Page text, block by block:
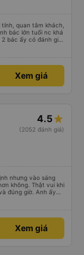
quan tâm khách,
bác ấy có đánh giá
bác nói rất to. To
mình, mình hỗ
bạn nữ lễ tân xinh
(một mình) yêu
Xem giá
4.5
(2052 đánh giá)
nhưng vào sáng
không. Thật vui khi
đúng giờ. Anh ấy
rất nhiều nhờ
vì tất cả chúng tôi
nghiệm rất thú vị
Xem giá